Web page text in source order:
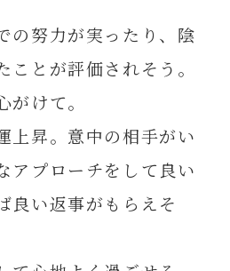
の努力が実ったり、陰
とが評価されそう。
けて。
上昇。意中の相手がい
アプローチをして良い
良い返事がもらえそ